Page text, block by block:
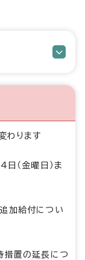
わります
（金曜日）ま
加給付につい
措置の延長につ